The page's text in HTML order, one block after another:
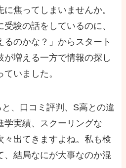
焦ってしまいませんか。
験の話をしているのに、
るのかな？」からスタート
が増える一方で情報の探し
いました。
、口コミ評判、S高との違
学実績、スクーリングな
々出てきますよね。私も検
、結局なにが大事なのか混